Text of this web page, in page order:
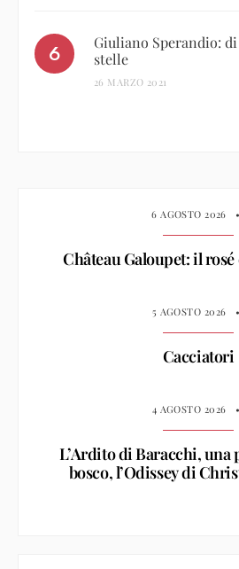
Giuliano Sperandio:
stelle
26 MARZO 2021
6 AGOSTO 2026 •
Château Galoupet: il
5 AGOSTO 2026 •
Cacciatori
4 AGOSTO 2026 •
L’Ardito di Baracchi, una
bosco, l’Odissey di